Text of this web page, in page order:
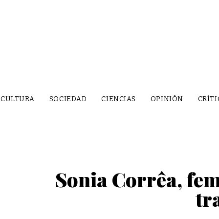
CULTURA SOCIEDAD CIENCIAS OPINIÓN
Sonia Corrêa,